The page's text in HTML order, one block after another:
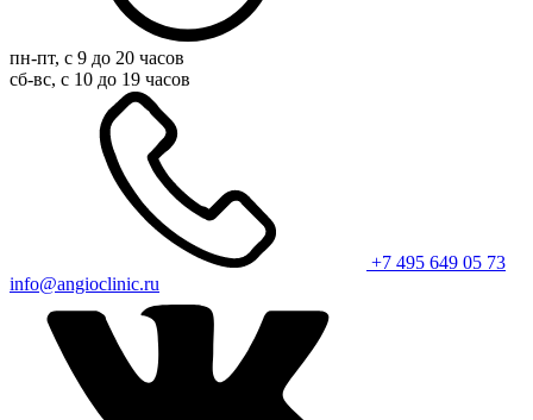
пн-пт, с 9 до 20 часов
сб-вс, с 10 до 19 часов
+7 495 649 05 73
info@angioclinic.ru